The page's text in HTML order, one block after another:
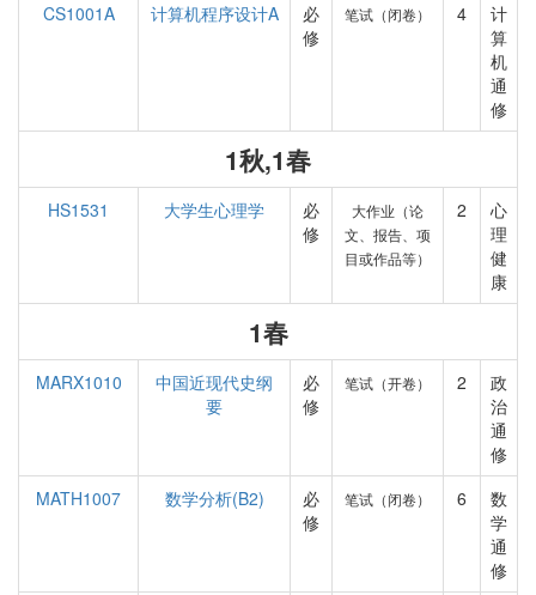
CS1001A
计算机程序设计A
必
修
笔试（闭卷） 4
计
算
机
通
修
1秋,1春
HS1531 大学生心理学
必
修
大作业（论
文、报告、项
目或作品等）
2
心
理
健
康
1春
MARX1010
中国近现代史纲
要
必
修
笔试（开卷） 2
政
治
通
修
MATH1007
数学分析(B2)
必
修
笔试（闭卷） 6
数
学
通
修